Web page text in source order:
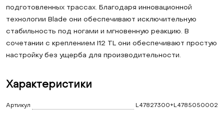
подготовленных трассах. Благодаря инновационной
технологии Blade они обеспечивают исключительную
стабильность под ногами и мгновенную реакцию. В
сочетании с креплением I12 TL они обеспечивают простую
настройку без ущерба для производительности.
Характеристики
Артикул
L47827300+L4785050002